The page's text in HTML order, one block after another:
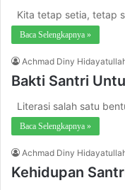
Kita tetap setia, tetap
Baca Selengkapnya »
Achmad Diny
Bakti Santri
Literasi salah satu
Baca Selengkapnya »
Achmad Diny
Kehidupan